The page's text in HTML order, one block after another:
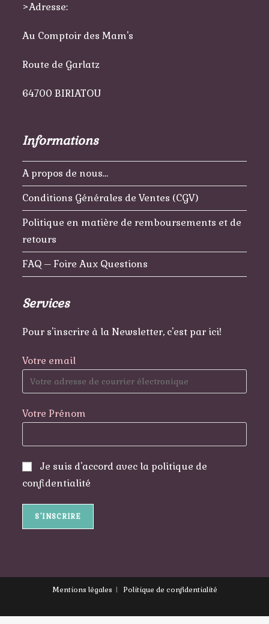
>Adresse:
Au Comptoir des Mam's
Route de Garlatz
64700 BIRIATOU
Informations
A propos de nous…
Conditions Générales de Ventes (CGV)
Politique en matière de remboursements et de
retours
FAQ – Foire Aux Questions
Services
Pour s'inscrire à la Newsletter, c'est par ici!
Votre email
Votre Prénom
Je suis d'accord avec la politique de
confidentialité
Mentions légales Politique de confidentialité